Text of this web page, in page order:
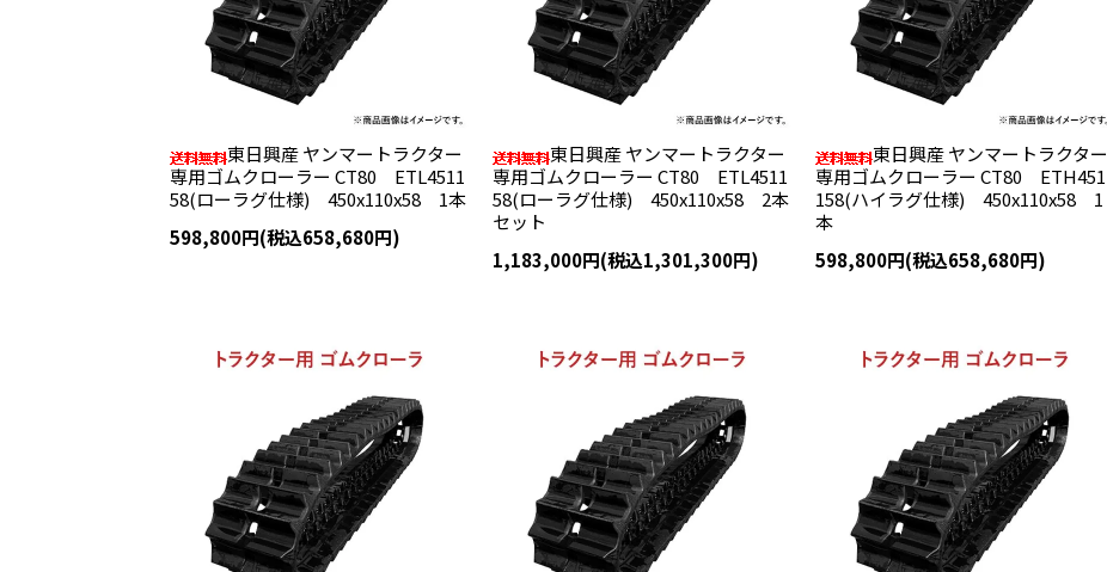
東日興産 ヤンマートラクター
専用ゴムクローラー CT80 ETL4511
58(ローラグ仕様) 450x110x58 1本
598,800円(税込658,680円)
東日興産 ヤンマートラクター
専用ゴムクローラー CT80 ETL4511
58(ローラグ仕様) 450x110x58 2本
セット
1,183,000円(税込1,301,300円)
東日興産 ヤンマートラクター
専用ゴムクローラー CT80 ETH451
158(ハイラグ仕様) 450x110x58 1
本
598,800円(税込658,680円)